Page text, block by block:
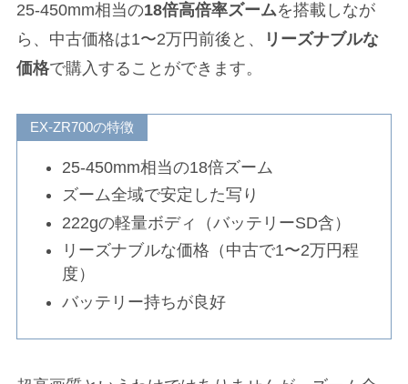
25-450mm相当の18倍高倍率ズームを搭載しなが
ら、中古価格は1〜2万円前後と、
リーズナブルな
価格で購入することができます。
EX-ZR700の特徴
25-450mm相当の18倍ズーム
ズーム全域で安定した写り
222gの軽量ボディ（バッテリーSD含）
リーズナブルな価格（中古で1〜2万円程
度）
バッテリー持ちが良好